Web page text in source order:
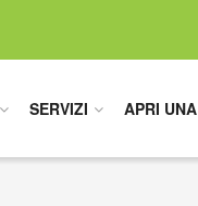
SERVIZI APRI